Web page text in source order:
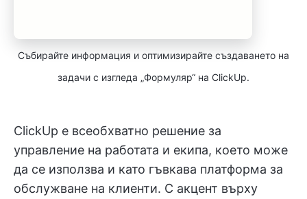
Събирайте информация и оптимизирайте създаването на
задачи с изгледа „Формуляр“ на ClickUp.
ClickUp е всеобхватно решение за
управление на работата и екипа, което може
да се използва и като гъвкава платформа за
обслужване на клиенти. С акцент върху